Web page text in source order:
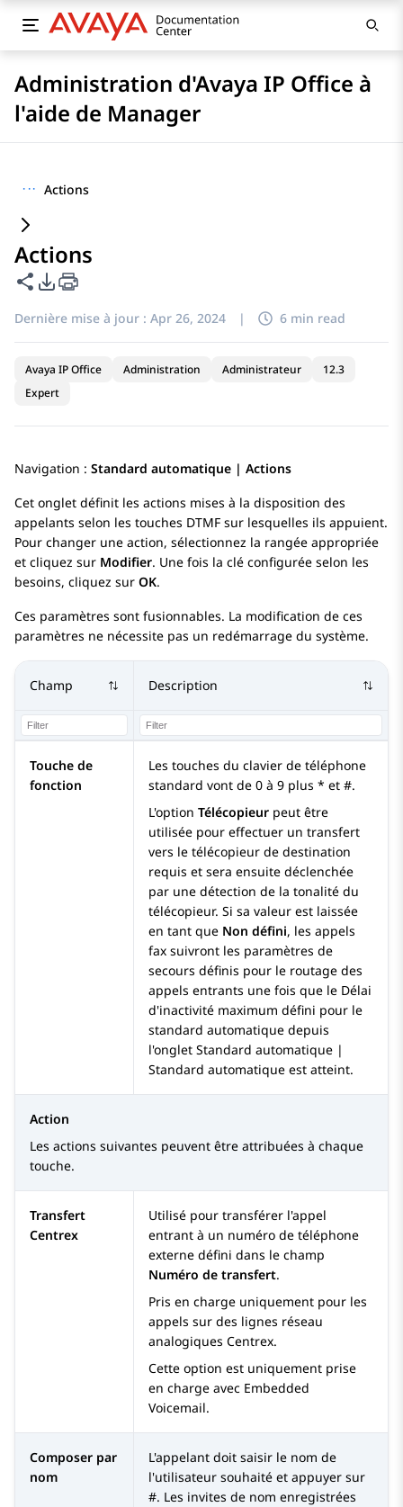
Administration d'Avaya IP Office à
l'aide de Manager
··· Actions
Actions
Partager cette page
Options d'exportation PDF
Dernière mise à jour : Apr 26, 2024 | 6 min read
Avaya IP Office Administration Administrateur
12.3
Expert
Navigation : Standard automatique | Actions
Cet onglet définit les actions mises à la disposition des
appelants selon les touches DTMF sur lesquelles ils appuient.
Pour changer une action, sélectionnez la rangée appropriée
et cliquez sur Modifier. Une fois la clé configurée selon les
besoins, cliquez sur OK.
Ces paramètres sont fusionnables. La modification de ces
paramètres ne nécessite pas un redémarrage du système.
Champ Description
Touche de
fonction
Les touches du clavier de téléphone
standard vont de 0 à 9 plus * et #.
L'option Télécopieur peut être
utilisée pour effectuer un transfert
vers le télécopieur de destination
requis et sera ensuite déclenchée
par une détection de la tonalité du
télécopieur. Si sa valeur est laissée
en tant que Non défini, les appels
fax suivront les paramètres de
secours définis pour le routage des
appels entrants une fois que le Délai
d'inactivité maximum défini pour le
standard automatique depuis
l'onglet Standard automatique |
Standard automatique est atteint.
Action
Les actions suivantes peuvent être attribuées à chaque
touche.
Transfert
Centrex
Utilisé pour transférer l'appel
entrant à un numéro de téléphone
externe défini dans le champ
Numéro de transfert.
Pris en charge uniquement pour les
appels sur des lignes réseau
analogiques Centrex.
Cette option est uniquement prise
en charge avec Embedded
Voicemail.
Composer par
nom
L'appelant doit saisir le nom de
l'utilisateur souhaité et appuyer sur
#. Les invites de nom enregistrées